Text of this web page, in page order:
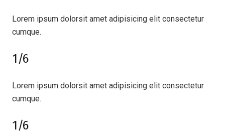
Lorem ipsum dolorsit amet adipisicing elit consectetur
cumque.
1/6
Lorem ipsum dolorsit amet adipisicing elit consectetur
cumque.
1/6